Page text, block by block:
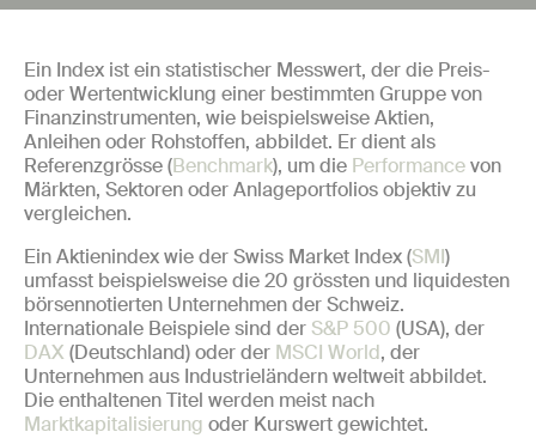
Ein Index ist ein statistischer Messwert, der die Preis-
oder Wertentwicklung einer bestimmten Gruppe von
Finanzinstrumenten, wie beispielsweise Aktien,
Anleihen oder Rohstoffen, abbildet. Er dient als
Referenzgrösse (Benchmark), um die Performancevon
Märkten, Sektoren oder Anlageportfolios objektiv zu
vergleichen.
Ein Aktienindex wie der Swiss Market Index (SMI)
umfasst beispielsweise die 20 grössten und liquidesten
börsennotierten Unternehmen der Schweiz.
Internationale Beispiele sind der S&P 500 (USA), der
DAX (Deutschland) oder der MSCI World, der
Unternehmen aus Industrieländern weltweit abbildet.
Die enthaltenen Titel werden meist nach
Marktkapitalisierung oder Kurswert gewichtet.